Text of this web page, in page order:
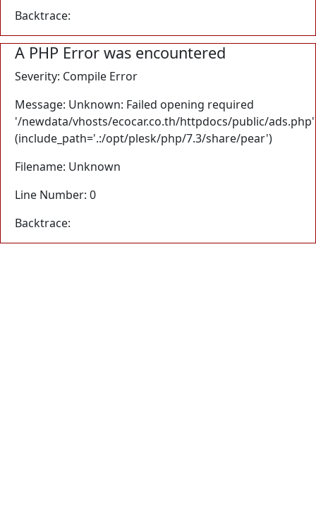
Backtrace:
A PHP Error was encountered
Severity: Compile Error
Message: Unknown: Failed opening required
'/newdata/vhosts/ecocar.co.th/httpdocs/public/ads.php'
(include_path='.:/opt/plesk/php/7.3/share/pear')
Filename: Unknown
Line Number: 0
Backtrace: